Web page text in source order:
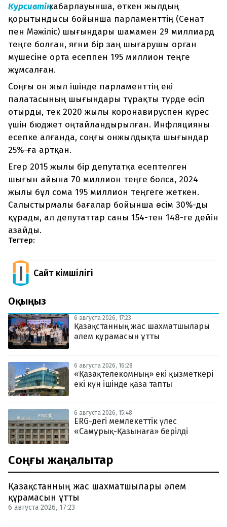
Курсивтіңхабарлауынша, өткен жылдың
қорытындысы бойынша парламенттің (Сенат
пен Мәжіліс) шығындары шамамен 29 миллиард
теңге болған, яғни бір заң шығарушы орган
мүшесіне орта есеппен 195 миллион теңге
жұмсалған.
Соңғы он жыл ішінде парламенттің екі
палатасының шығындары тұрақты түрде өсіп
отырды, тек 2020 жылы коронавируспен күрес
үшін бюджет оңтайландырылған. Инфляцияны
есепке алғанда, соңғы онжылдықта шығындар
25%-ға артқан.
Егер 2015 жылы бір депутатқа есептелген
шығын айына 70 миллион теңге болса, 2024
жылы бұл сома 195 миллион теңгеге жеткен.
Салыстырмалы бағалар бойынша өсім 30%-ды
құрады, ал депутаттар саны 154-тен 148-ге дейін
азайды.
Тегтер:
Сайт Әкімшілігі
Оқыңыз
6 августа 2026, 17:23
Қазақстанның жас шахматшылары
әлем құрамасын ұтты
6 августа 2026, 16:28
«Қазақтелекомның» екі қызметкері
екі күн ішінде қаза тапты
6 августа 2026, 15:48
ERG-дегі мемлекеттік үлес
«Самұрық-Қазынаға» берілді
Соңғы жаңалықтар
Қазақстанның жас шахматшылары әлем
құрамасын ұтты
6 августа 2026, 17:23